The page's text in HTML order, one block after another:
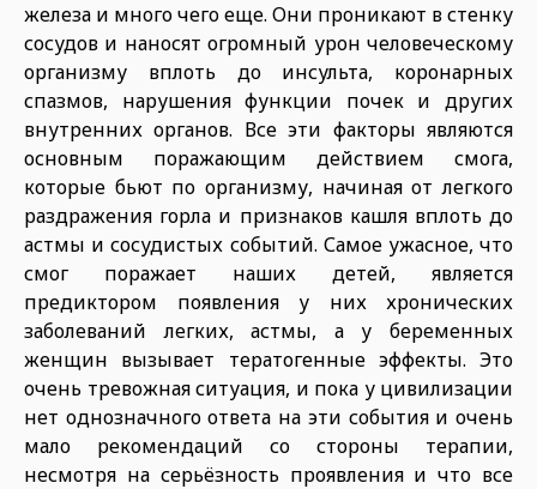
железа и много чего еще. Они проникают в стенку
сосудов и наносят огромный урон человеческому
организму вплоть до инсульта, коронарных
спазмов, нарушения функции почек и других
внутренних органов. Все эти факторы являются
основным поражающим действием смога,
которые бьют по организму, начиная от легкого
раздражения горла и признаков кашля вплоть до
астмы и сосудистых событий. Самое ужасное, что
смог поражает наших детей, является
предиктором появления у них хронических
заболеваний легких, астмы, а у беременных
женщин вызывает тератогенные эффекты. Это
очень тревожная ситуация, и пока у цивилизации
нет однозначного ответа на эти события и очень
мало рекомендаций со стороны терапии,
несмотря на серьёзность проявления и что все